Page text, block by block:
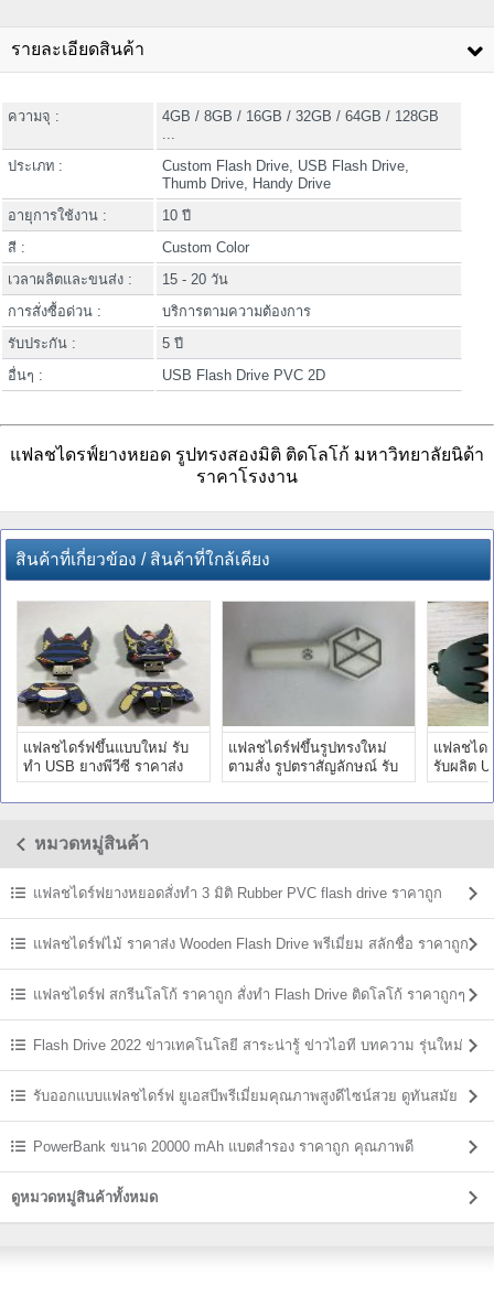
รายละเอียดสินค้า
ความจุ :
4GB / 8GB / 16GB / 32GB / 64GB / 128GB
...
ประเภท :
Custom Flash Drive, USB Flash Drive,
Thumb Drive, Handy Drive
อายุการใช้งาน :
10 ปี
สี :
Custom Color
เวลาผลิตและขนส่ง :
15 - 20 วัน
การสั่งซื้อด่วน :
บริการตามความต้องการ
รับประกัน :
5 ปี
อื่นๆ :
USB Flash Drive PVC 2D
แฟลชไดรฟ์ยางหยอด รูปทรงสองมิติ ติดโลโก้ มหาวิทยาลัยนิด้า
ราคาโรงงาน
สินค้าที่เกี่ยวข้อง / สินค้าที่ใกล้เคียง
แฟลชไดร์ฟขึ้นแบบใหม่ รับ
ทำ USB ยางพีวีซี ราคาส่ง
ผลิตตามแบบ ราคาถูก
แฟลชไดร์ฟขึ้นรูปทรงใหม่
ตามสั่ง รูปตราสัญลักษณ์ รับ
ทำ ทรัมไดร์ฟ ราคาส่ง
แฟลชได
รับผลิต
ยางพีวีซี
หมวดหมู่สินค้า
แฟลชไดร์ฟยางหยอดสั่งทำ 3 มิติ Rubber PVC flash drive ราคาถูก
แฟลชไดร์ฟไม้ ราคาส่ง Wooden Flash Drive พรีเมี่ยม สลักชื่อ ราคาถูก
แฟลชไดร์ฟ สกรีนโลโก้ ราคาถูก สั่งทำ Flash Drive ติดโลโก้ ราคาถูกๆ
Flash Drive 2022 ข่าวเทคโนโลยี สาระน่ารู้ ข่าวไอที บทความ รุ่นใหม่
ล่าสุดรับออกแบบแฟลชไดร์ฟ ยูเอสบีพรีเมี่ยมคุณภาพสูงดีไซน์สวย ดูทันสมัย
PowerBank ขนาด 20000 mAh แบตสํารอง ราคาถูก คุณภาพดี
ดูหมวดหมู่สินค้าทั้งหมด